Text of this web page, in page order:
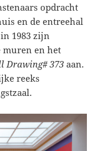
opdracht
en de entreehal
1983 zijn
muren en het
Drawing# 373aan.
reeks